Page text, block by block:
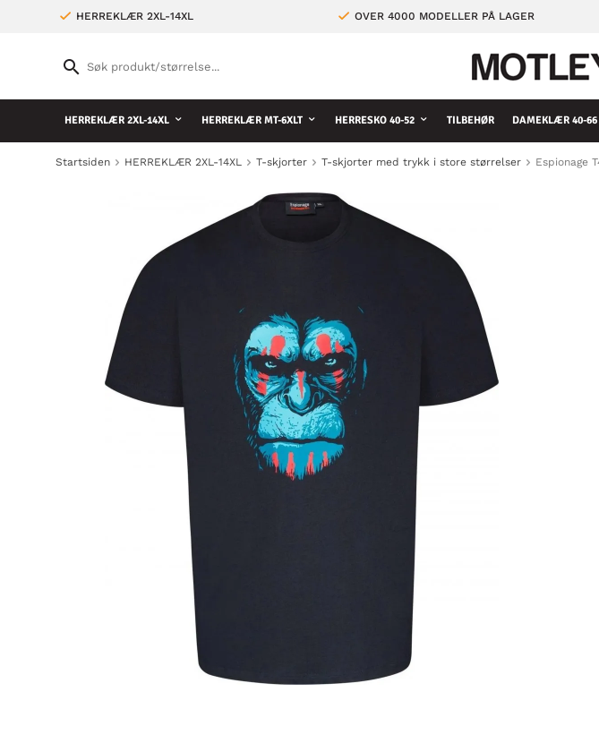
HERREKLÆR 2XL-14XL OVER 4000 MODELLER PÅ LAGER
HERREKLÆR 2XL-14XL HERREKLÆR MT-6XLT HERRESKO 40-52 TILBEHØR DAMEKLÆR 40-66
Startsiden HERREKLÆR 2XL-14XL T-skjorter T-skjorter med trykk i store størrelser Espionage